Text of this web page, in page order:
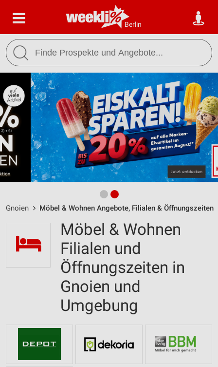
Berlin
Gnoien Möbel & Wohnen Angebote, Filialen & Öffnungszeiten
Möbel & Wohnen
Filialen und
Öffnungszeiten in
Gnoien und
Umgebung